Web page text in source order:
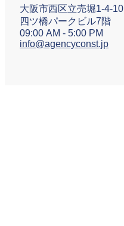
大阪市西区立売堀1-4-10
四ツ橋パークビル7階
09:00 AM - 5:00 PM
info@agencyconst.jp